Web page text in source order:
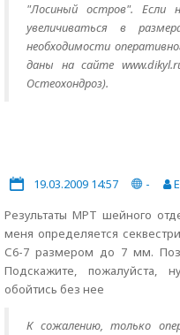
"Лосиный остров".
увеличиваться в
необходимости
даны на сайте
Остеохондроз).
19.03.2009 14:57 -
Результаты МРТ шейного
меня определяется
С6-7 размером до 7 мм.
Подскажите,
обойтись без нее
К сожалению, только